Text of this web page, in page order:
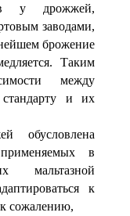
у дрожжей,
заводами,
брожение
Таким
между
и их
обусловлена
в
мальтазной
к
сожалению,